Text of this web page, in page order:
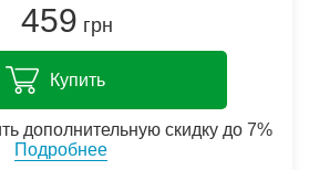
459 грн
Купить
дополнительную скидку до 7%
Подробнее